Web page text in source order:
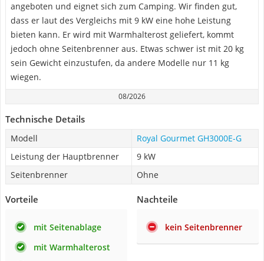
angeboten und eignet sich zum Camping. Wir finden gut,
dass er laut des Vergleichs mit 9 kW eine hohe Leistung
bieten kann. Er wird mit Warmhalterost geliefert, kommt
jedoch ohne Seitenbrenner aus. Etwas schwer ist mit 20 kg
sein Gewicht einzustufen, da andere Modelle nur 11 kg
wiegen.
08/2026
Technische Details
Modell
Royal Gourmet ‎GH3000E-G
Leistung der Hauptbrenner
9 kW
Seitenbrenner
Ohne
Vorteile
mit Seitenablage
mit Warmhalterost
Nachteile
kein Seitenbrenner